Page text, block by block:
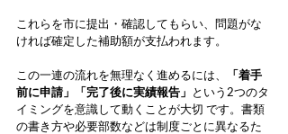
これらを市に提出・確認してもらい、問題がな
ければ確定した補助額が支払われます。
この一連の流れを無理なく進めるには、
「着手
前に申請」「完了後に実績報告」 という2つのタ
イミングを意識して動くことが大切 です。書類
の書き方や必要部数などは制度ごとに異なるた